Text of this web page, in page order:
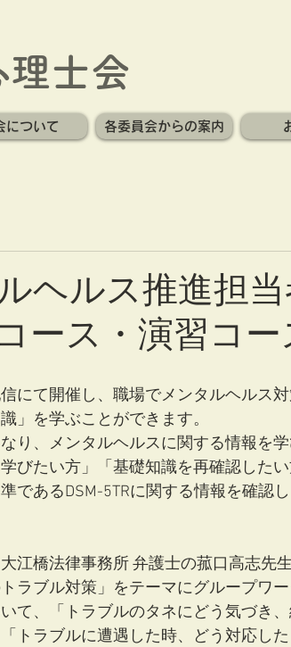
士会
について 各委員会からの案内
ヘルス推進担
ース・演習コー
にて開催し、職場でメンタルヘルス
」を学ぶことができます。
り、メンタルヘルスに関する情報を
びたい方」「基礎知識を再確認した
であるDSM-5TRに関する情報を確認
江橋法律事務所 弁護士の菰口高志先
ラブル対策」をテーマにグループワ
て、「トラブルのタネにどう気づき
トラブルに遭遇した時、どう対応し